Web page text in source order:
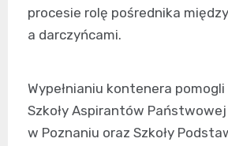
procesie rolę pośrednika
a darczyńcami.
Wypełnianiu kontenera
Szkoły Aspirantów
w Poznaniu oraz Szkoły